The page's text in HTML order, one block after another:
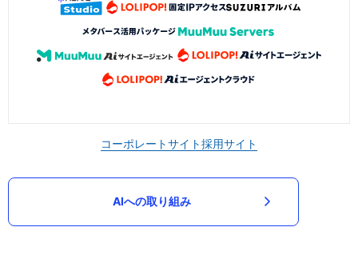
コーポレートサイト採用サイト
AIへの取り組み